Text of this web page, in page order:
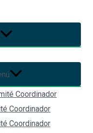
Coordinador
Coordinador
Coordinador